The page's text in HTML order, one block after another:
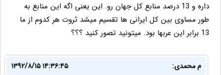
داره و 13 درصد منابع کل جهان رو. این یعنی اگه این منابع به
طور مساوی بین کل ایرانی ها تقسیم میشد ثروت هر کدوم از ما
13 برابر این عربها بود. میتونید تصور کنید ؟؟؟
م محمدی:
۱۳۹۲/۸/۱۵ ۱۴:۳۶:۴۵